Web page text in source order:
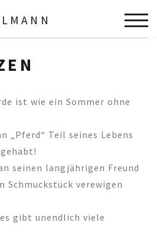
ist wie ein Sommer ohne
„Pferd“ Teil seines Lebens
seinen langjährigen Freund
Schmuckstück verewigen
gibt unendlich viele